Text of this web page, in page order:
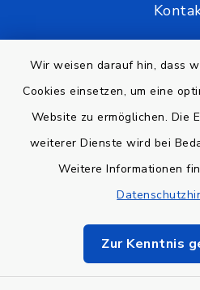
Wir weisen darauf hin, dass
Cookies einsetzen, um eine
Website zu ermöglichen. Die
weiterer Dienste wird bei
Weitere Informationen
Zur Kenntnis
Cookie-